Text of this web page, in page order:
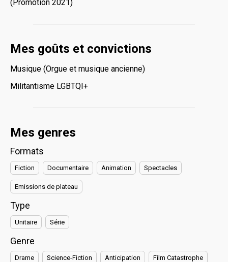
(Promotion 2021)
Mes goûts et convictions
Musique (Orgue et musique ancienne)
Militantisme LGBTQI+
Mes genres
Formats
Fiction Documentaire Animation Spectacles
Emissions de plateau
Type
Unitaire Série
Genre
Drame Science-Fiction Anticipation Film Catastrophe